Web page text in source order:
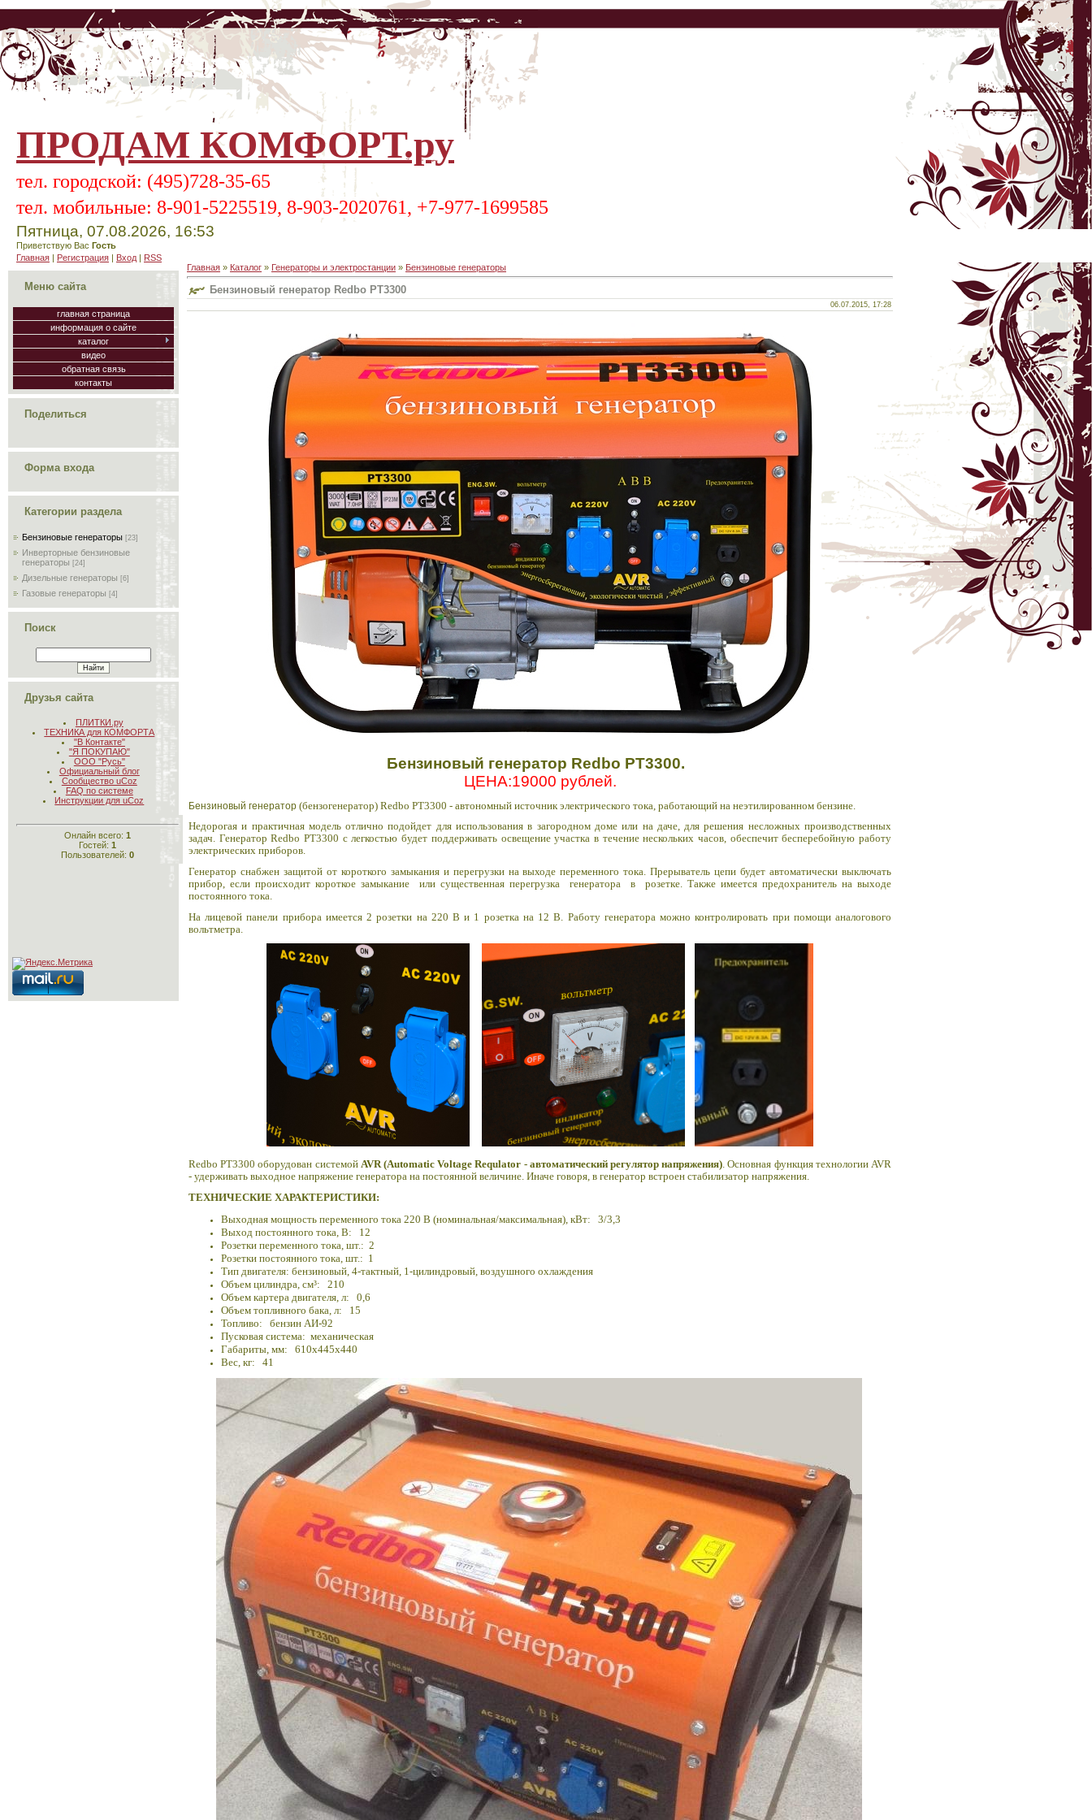
ПРОДАМ КОМФОРТ.ру
тел. городской: (495)728-35-65
тел. мобильные: 8-901-5225519, 8-903-2020761, +7-977-1699585
Пятница, 07.08.2026, 16:53
Приветствую Вас Гость
Главная | Регистрация | Вход | RSS
Меню сайта
главная страница
информация о сайте
каталог
видео
обратная связь
контакты
Поделиться
Форма входа
Категории раздела
Бензиновые генераторы [23]
Инверторные бензиновые
генераторы [24]
Дизельные генераторы [6]
Газовые генераторы [4]
Поиск
Друзья сайта
ПЛИТКИ.ру
ТЕХНИКА для КОМФОРТА
"В Контакте"
"Я ПОКУПАЮ"
ООО "Русь"
Официальный блог
Сообщество uCoz
FAQ по системе
Инструкции для uCoz
Онлайн всего: 1
Гостей: 1
Пользователей: 0
Главная » Каталог » Генераторы и электростанции » Бензиновые генераторы
Бензиновый генератор Redbo PT3300
06.07.2015, 17:28
Бензиновый генератор Redbo PT3300.
ЦЕНА:19000 рублей.
Бензиновый генератор (бензогенератор) Redbo PT3300 - автономный источник электрического тока, работающий на неэтилированном бензине.
Недорогая и практичная модель отлично подойдет для использования в загородном доме или на даче, для решения несложных производственных
задач. ГенераторRedbo PT3300 с легкостью будет поддерживать освещение участка в течение нескольких часов, обеспечит бесперебойную работу
электрических приборов.
Генератор снабжен защитой от короткого замыкания и перегрузки на выходе переменного тока. Прерыватель цепи будет автоматически выключать
прибор, если происходит короткое замыкание или существенная перегрузка генератора в розетке. Также имеется предохранитель на выходе
постоянного тока.
На лицевой панели прибора имеется 2 розетки на 220 В и 1 розетка на 12 В. Работу генератора можно контролировать при помощи аналогового
вольтметра.
Redbo PT3300 оборудован системой AVR (Automatic Voltage Requlator - автоматический регулятор напряжения) . Основная функция технологии AVR
- удерживать выходное напряжение генератора на постоянной величине. Иначе говоря, в генератор встроен стабилизатор напряжения.
ТЕХНИЧЕСКИЕ ХАРАКТЕРИСТИКИ:
Выходная мощность переменного тока 220 В (номинальная/максимальная), кВт: 3/3,3
Выход постоянного тока, В: 12
Розетки переменного тока, шт.: 2
Розетки постоянного тока, шт.: 1
Тип двигателя: бензиновый , 4-тактный, 1-цилиндровый, воздушного охлаждения
Объем цилиндра, см³: 210
Объем картера двигателя, л: 0,6
Объем топливного бака, л: 15
Топливо: бензин АИ-92
Пусковая система: механическая
Габариты, мм: 610х445х440
Вес, кг: 41